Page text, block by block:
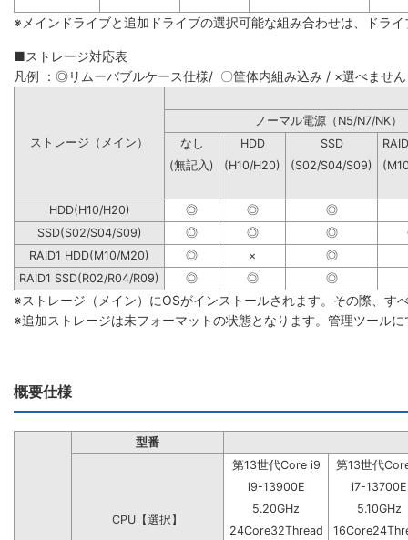
※メインドライブと追加ドライブの選択可能な組み合わせは、ドラ
■ストレージ対応表
凡例 ：◎リムーバブルケース仕様/ 〇筐体内組み込み / ×選べません
ノーマル電源（N5/
ストレージ（メイン）
なし HDD SSD
(無記入)
(H10/H20) (S02/S04/S09)
HDD(H10/H20) ◎ ◎
◎
SSD(S02/S04/S09)
◎ ◎ ◎
RAID1 HDD(M10/M20)
◎ ×
◎
RAID1 SSD(R02/R04/R09)
◎ ◎ ◎
※ストレージ（メイン）にOSがインストールされます。その際、す
※追加ストレージは未フォーマットの状態となります。管理ツール
概要仕様
型番
CPU【選択】
第13世代Core i9
第13世代
i9-13900E
i7-13700E
5.20GHz
5.10GHz
24Core32Thread